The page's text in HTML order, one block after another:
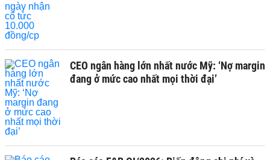
CEO ngân hàng lớn nhất nước Mỹ: ‘Nợ margin
đang ở mức cao nhất mọi thời đại’